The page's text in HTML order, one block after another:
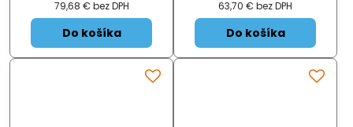
79,68 € bez DPH
Do košíka
63,70 € bez DPH
Do košíka